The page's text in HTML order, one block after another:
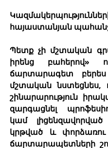
հայաստանյան
Պետք չի մշտական
իրենց
ճարտարագետ բերես
մշտական նստեցնես,
շինարարություն
զարգացնել
կամ
կրթված և
ճարտարապետների